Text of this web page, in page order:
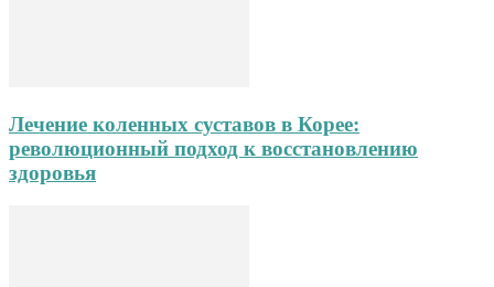
Лечение коленных суставов в Корее:
революционный подход к восстановлению
здоровья